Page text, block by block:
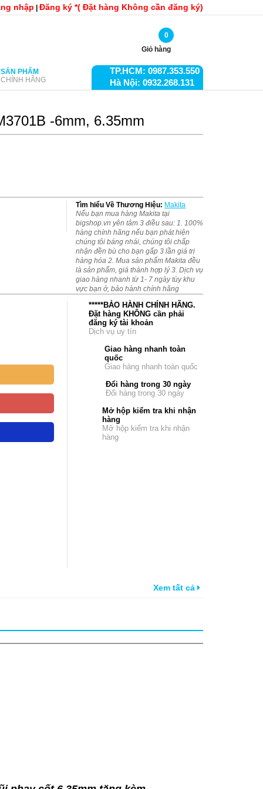
nhập Đăng ký *( Đặt hàng Không cần đăng ký)
0
Giỏ hàng
SẢN PHẨM
CHÍNH HÃNG
TP.HCM: 0987.353.550
Hà Nội: 0932.268.131
-6mm, 6.35mm
Tìm hiểu Về Thương Hiệu: Makita
Nếu bạn mua hàng Makita tại
bigshop.vn yên tâm 3 điều sau: 1. 100%
hàng chính hãng nếu bạn phát hiện
chúng tôi báng nhái, chúng tôi chấp
nhận đền bù cho bạn gấp 3 lần giá trị
hàng hóa 2. Mua sản phẩm Makita đều
là sản phẩm, giá thành hợp lý 3. Dịch vụ
giao hàng nhanh từ 1- 7 ngày tùy khu
vực bạn ở, bảo hành chính hãng
*****BẢO HÀNH CHÍNH HÃNG.
Đặt hàng KHÔNG cần phải
đăng ký tài khoản
Dịch vụ uy tín
Giao hàng nhanh toàn
quốc
Giao hàng nhanh toàn quốc
Đổi hàng trong 30 ngày
Đổi hàng trong 30 ngày
Mở hộp kiểm tra khi nhận
hàng
Mở hộp kiểm tra khi nhận
hàng
Xem tất cả